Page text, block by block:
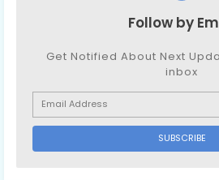
Follow by
Get Notified About Next
inbox